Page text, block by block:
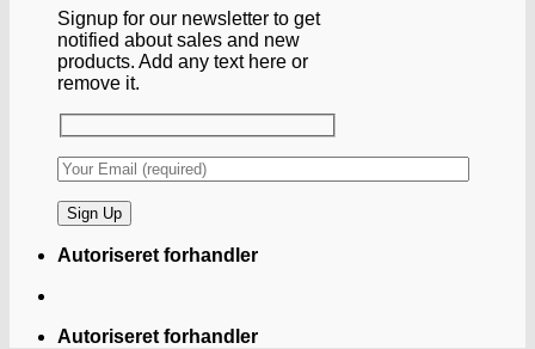
Signup for our newsletter to get
notified about sales and new
products. Add any text here or
remove it.
Autoriseret forhandler
Autoriseret forhandler